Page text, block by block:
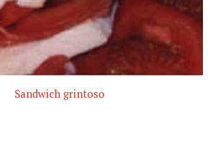
Sandwich grintoso